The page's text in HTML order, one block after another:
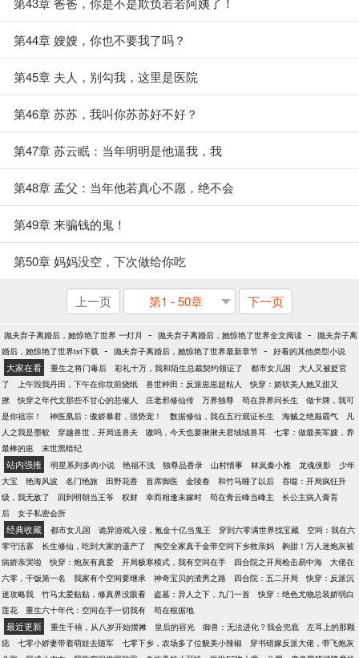
第44章 嫂嫂，你也不要我了吗？
第45章 夫人，别勾我，这里是医院
第46章 苏苏，我叫你苏苏好不好？
第47章 苏云眠：当年明明是他逼我，我
第48章 孟父：当年他若真心不愿，绝不会
第49章 来骗钱的鬼！
第50章 妈妈没空，下次做给你吃
上一页 第1 - 50章 下一页
抛夫弃子离婚后，她惊艳了世界 一灯月 - 抛夫弃子离婚后，她惊艳了世界全文阅读 - 抛夫弃子离
婚后，她惊艳了世界txt下载 - 抛夫弃子离婚后，她惊艳了世界最新章节 - 好看的其他类型小说
大家在看 重生之将门毒后 彩礼十万，我和陌生总裁契约领证了 都市女儿国
大人又被贬官
了
上午毁我丹田，下午在你坟前烧纸 兽世种田：反派崽崽超粘人
快穿：娇软美人她又甜又
撩
快穿之年代文那些不甘心的悲催人 庄老邪修仙传 万界独尊 苟在异界问长生
做卡牌，我可
是你祖宗！
神医凰后：傲娇暴君，强势宠！ 数据修仙，我在五行观证长生 海贼之绝巅霸气
凡
人之我是墨蛟
穿越兽世，开局送兽夫 嗷呜，今天也要揪揪夫君绒绒兽耳
七零：做最美军嫂，养
最棒的崽
末世黑暗纪
站内强推 明星系列多肉小说 艳福不浅 独尊品香录 山村情事 林岚秦小雅 龙魂侠影
少年
大宝
艳海风波 名门艳旅 田野花香 首席御医 金陵春 和竹马睡了以后
吞噬：开局疯狂升
级，我无敌了
回到明朝当王爷 权财 幸而相逢未嫁时 苟在青云峰当峰主
长公主病入膏肓
后
女子私密会所
经典收藏 都市女儿国 诡异游戏入侵，氪金十亿当鬼王 穿到六零满世界找宝藏
空间：我在六
零守活寡
长生修仙，吃到大家的遗产了 掏空全家真千金带空间下乡救亲妈
齁甜！万人迷炮灰被
病娇亲哭啦
快穿：炮灰有真爱 开局极寒模式，我有空间在手 四合院之开局枪击易中海
大佬在
六零，干饭第一名
我家有个空间要继承 神奇宝贝的渣男之路 四合院：五二开局
快穿：反派沉
迷攻略我
竹马太爱贴贴，修真界没眼看 盗墓：异人之下，九门一首
快穿：绝色尤物总装娇弱白
莲花
重生六十年代：空间在手一切我有 苟在根据地
最近更新 重生千禧，从八岁开始摆摊 皇后的容光 御兽：无法进化？我会兜底
左耳上的那颗
痣
七零小娇妻带着萌娃去随军 七零下乡，农场多了位貌美小辣椒
穿书错嫁反派大佬，带飞炮灰